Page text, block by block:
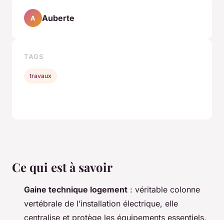
Ce qui est à savoir
Gaine technique logement : véritable colonne
vertébrale de l’installation électrique, elle
centralise et protège les équipements essentiels.
A Auberte
TAGS
travaux